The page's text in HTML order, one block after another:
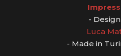
-
Luca
- Made in